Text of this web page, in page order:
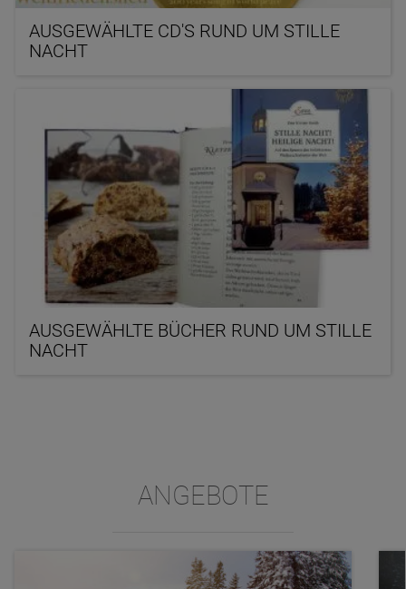
AUSGEWÄHLTE CD'S RUND UM STILLE
NACHT
AUSGEWÄHLTE BÜCHER RUND UM STILLE
NACHT
ANGEBOTE